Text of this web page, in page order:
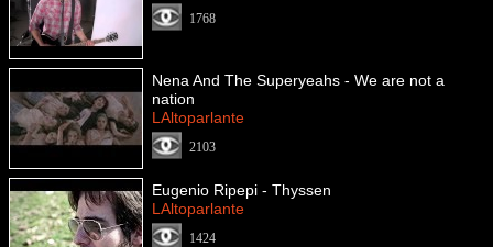
1768
Nena And The Superyeahs - We are not a
nation
LAltoparlante
2103
Eugenio Ripepi - Thyssen
LAltoparlante
1424